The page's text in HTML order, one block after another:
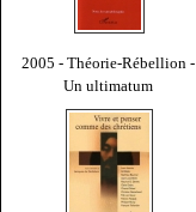
2005 - Théorie-Rébellion -
Un ultimatum